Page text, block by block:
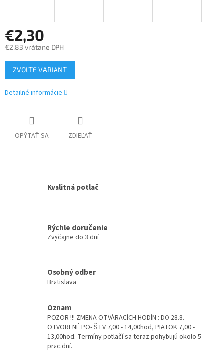
€2,30
€2,83 vrátane DPH
Jednotková
cena:
ZVOĽTE VARIANT
Detailné informácie
OPÝTAŤ SA ZDIEĽAŤ
Kvalitná potlač
Rýchle doručenie
Zvyčajne do 3 dní
Osobný odber
Bratislava
Oznam
POZOR !!! ZMENA OTVÁRACÍCH HODÍN : DO 28.8.
OTVORENÉ PO- ŠTV 7,00 - 14,00hod, PIATOK 7,00 -
13,00hod. Termíny potlačí sa teraz pohybujú okolo 5
prac.dní.